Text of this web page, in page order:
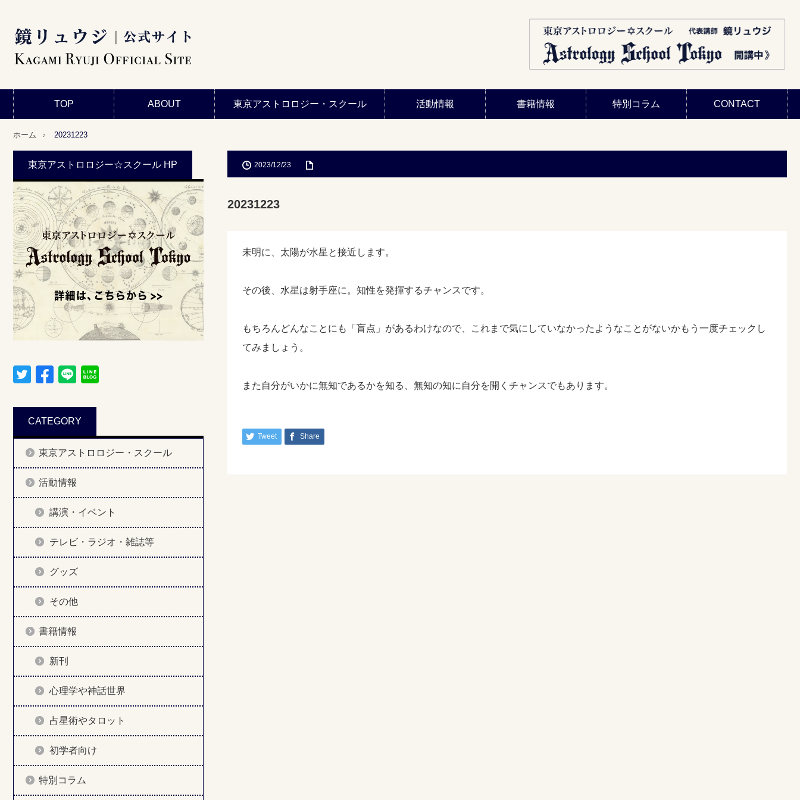
TOP ABOUT 東京アストロロジー・スクール 活動情報 書籍情報 特別コラム CONTACT
ホーム 20231223
2023/12/23
20231223
未明に、太陽が水星と接近します。
その後、水星は射手座に。知性を発揮するチャンスです。
もちろんどんなことにも「盲点」があるわけなので、これまで気にしていなかったようなことがないかもう一度チェックし
てみましょう。
また自分がいかに無知であるかを知る、無知の知に自分を開くチャンスでもあります。
Tweet Share
東京アストロロジー☆スクール HP
CATEGORY
東京アストロロジー・スクール
活動情報
講演・イベント
テレビ・ラジオ・雑誌等
グッズ
その他
書籍情報
新刊
心理学や神話世界
占星術やタロット
初学者向け
特別コラム